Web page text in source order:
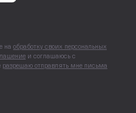
на обработку своих персональных
и соглашаюсь с
разрешаю отправлять мне письма